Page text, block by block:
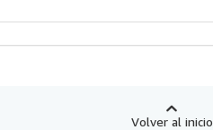
Volver al inicio